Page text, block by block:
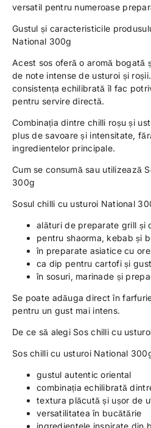
versatil pentru numeroase
Gustul și caracteristicile
National 300g
Acest sos oferă o aromă bogată
de note intense de usturoi și
consistența echilibrată îl fac
pentru servire directă.
Combinația dintre chilli roșu și
plus de savoare și intensitate,
ingredientelor principale.
Cum se consumă sau utilizează
300g
Sosul chilli cu usturoi National
alături de preparate grill și
pentru shaorma, kebab și
în preparate asiatice cu
ca dip pentru cartofi și
în sosuri, marinade și
Se poate adăuga direct în
pentru un gust mai intens.
De ce să alegi Sos chilli cu
Sos chilli cu usturoi National
gustul autentic oriental
combinația echilibrată
textura plăcută și ușor de
versatilitatea în bucătărie
ingredientele inspirate din